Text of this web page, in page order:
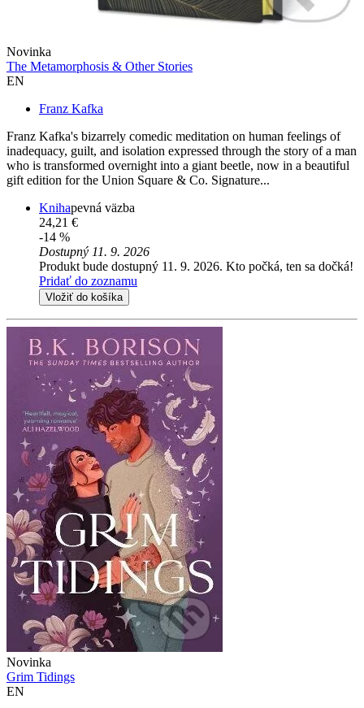
Novinka
The Metamorphosis & Other Stories
EN
Franz Kafka
Franz Kafka's bizarrely comedic meditation on human feelings of
inadequacy, guilt, and isolation expressed through the story of a man
who is transformed overnight into a giant beetle, now in a beautiful
gift edition for the Union Square & Co. Signature...
Knihapevná väzba
24,21 €
-14 %
Dostupný 11. 9. 2026
Produkt bude dostupný 11. 9. 2026. Kto počká, ten sa dočká!
Pridať do zoznamu
Vložiť do košíka
Novinka
Grim Tidings
EN